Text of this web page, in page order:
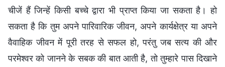
चीजें हैं जिन्हें किसी बच्चे द्वारा भी प्राप्त किया जा सकता है। हो
सकता है कि तुम अपने पारिवारिक जीवन, अपने कार्यक्षेत्र या अपने
वैवाहिक जीवन में पूरी तरह से सफल हो, परंतु जब सत्य की और
परमेश्वर को जानने के सबक की बात आती है, तो तुम्हारे पास दिखाने